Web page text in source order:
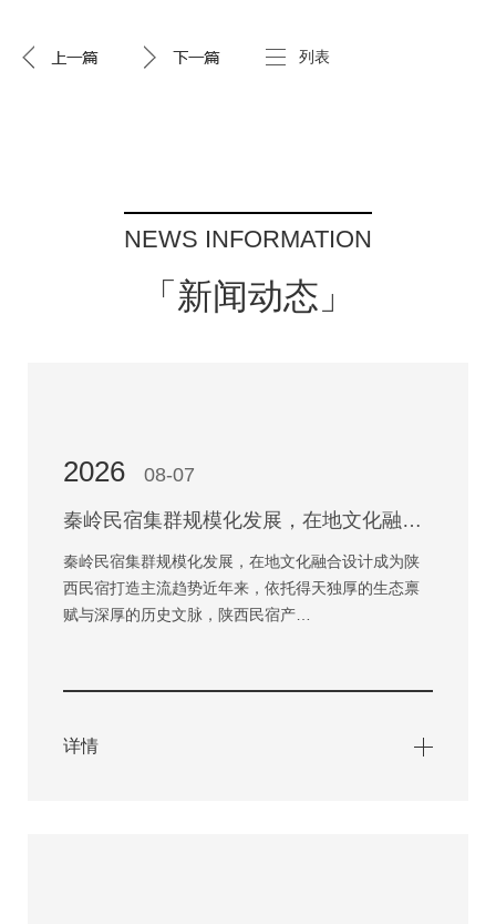
列表
NEWS INFORMATION
「新闻动态」
2026 08-07
秦岭民宿集群规模化发展，在地文化融合设计成为陕西民宿打造主流趋势
秦岭民宿集群规模化发展，在地文化融合设计成为陕
西民宿打造主流趋势近年来，依托得天独厚的生态禀
赋与深厚的历史文脉，陕西民宿产…
详情